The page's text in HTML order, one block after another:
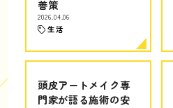
善策
2026.04.06
生活
頭皮アートメイク専
門家が語る施術の安